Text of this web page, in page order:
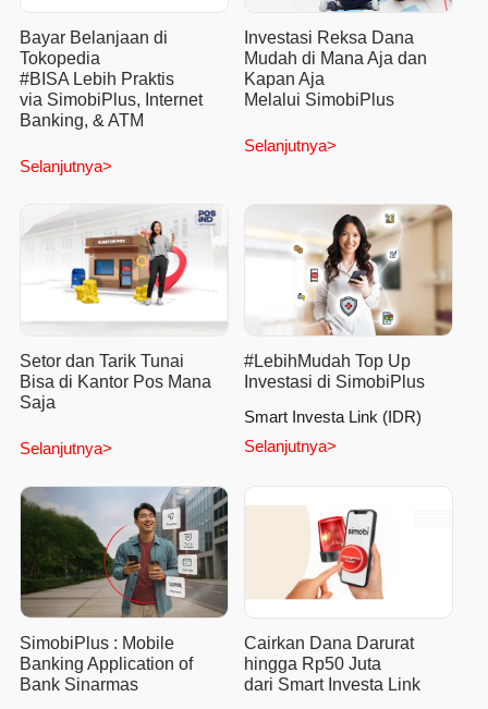
Bayar Belanjaan di
Tokopedia
#BISA Lebih Praktis
via SimobiPlus, Internet
Banking, & ATM
Selanjutnya>
Investasi Reksa Dana
Mudah di Mana Aja dan
Kapan Aja
Melalui SimobiPlus
Selanjutnya>
Setor dan Tarik Tunai
Bisa di Kantor Pos Mana
Saja
Selanjutnya>
#LebihMudah Top Up
Investasi di SimobiPlus
Smart Investa Link (IDR)
Selanjutnya>
SimobiPlus : Mobile
Banking Application of
Bank Sinarmas
Cairkan Dana Darurat
hingga Rp50 Juta
dari Smart Investa Link